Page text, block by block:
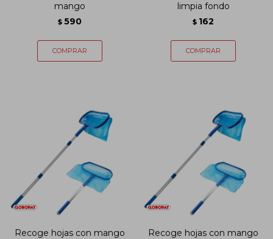
mango
$ 590
limpia fondo
$ 162
Recoge hojas con mango
Recoge hojas con mango